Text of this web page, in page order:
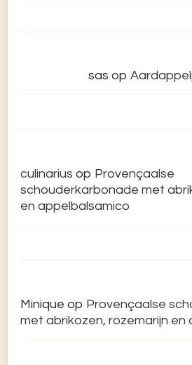
sas op
culinarius op Provençaalse
schouderkarbonade met
en appelbalsamico
Minique op Provençaalse
met abrikozen, rozemarijn en